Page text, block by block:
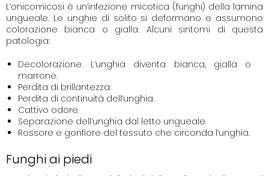
L’onicomicosi è un’infezione micotica (funghi) della lamina
ungueale. Le unghie di solito si deformano e assumono
colorazione bianca o gialla. Alcuni sintomi di questa
patologia:
Decolorazione. L’unghia diventa bianca, gialla o
marrone.
Perdita di brillantezza.
Perdita di continuità dell’unghia.
Cattivo odore.
Separazione dell’unghia dal letto ungueale.
Rossore e gonfiore del tessuto che circonda l’unghia.
Funghi ai piedi